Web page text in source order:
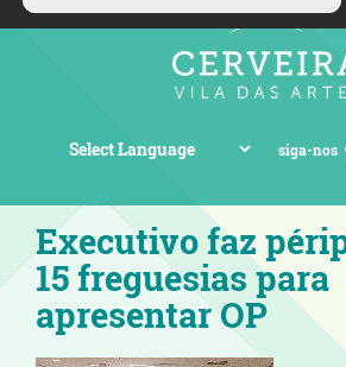
siga-nos
Executivo faz
15 freguesias para
apresentar OP